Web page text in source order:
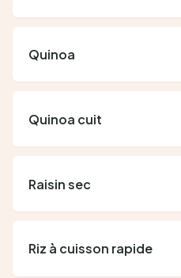
Quinoa
Quinoa cuit
Raisin sec
Riz à cuisson rapide